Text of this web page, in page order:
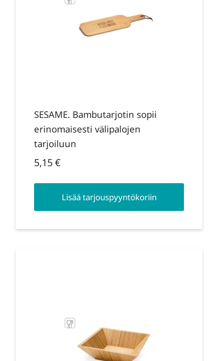
SESAME. Bambutarjotin sopii
erinomaisesti välipalojen
tarjoiluun
5,15€
Lisää tarjouspyyntökoriin